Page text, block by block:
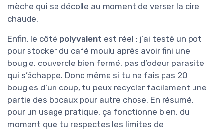
mèche qui se décolle au moment de verser la cire
chaude.
Enfin, le côté polyvalent est réel : j’ai testé un pot
pour stocker du café moulu après avoir fini une
bougie, couvercle bien fermé, pas d’odeur parasite
qui s’échappe. Donc même si tu ne fais pas 20
bougies d’un coup, tu peux recycler facilement une
partie des bocaux pour autre chose. En résumé,
pour un usage pratique, ça fonctionne bien, du
moment que tu respectes les limites de